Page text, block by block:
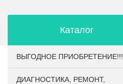
Каталог
ВЫГОДНОЕ ПРИОБРЕТЕНИЕ!!!
ДИАГНОСТИКА, РЕМОНТ,